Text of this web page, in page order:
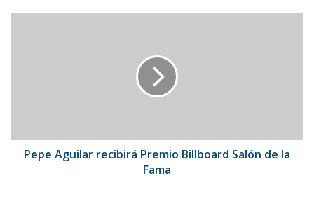
Fama
Pepe Aguilar recibirá Premio Billboard Salón de la
Fama